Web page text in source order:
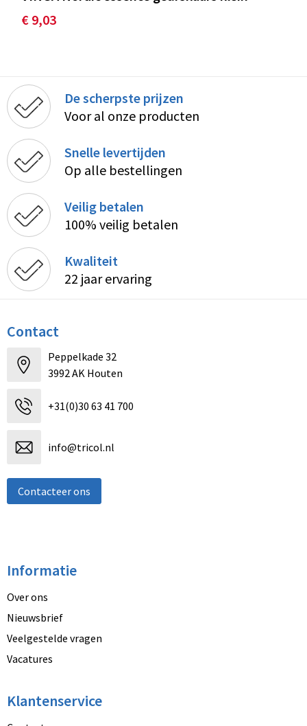
€ 9,03
De scherpste prijzen
Voor al onze producten
Snelle levertijden
Op alle bestellingen
Veilig betalen
100% veilig betalen
Kwaliteit
22 jaar ervaring
Contact
Peppelkade 32
3992 AK Houten
+31(0)30 63 41 700
info@tricol.nl
Contacteer ons
Informatie
Over ons
Nieuwsbrief
Veelgestelde vragen
Vacatures
Klantenservice